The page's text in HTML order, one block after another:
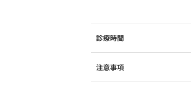
診療時間
注意事項